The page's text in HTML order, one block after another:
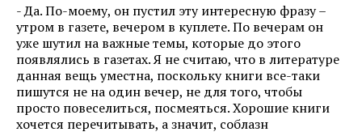
- Да. По-моему, он пустил эту интересную фразу –
утром в газете, вечером в куплете. По вечерам он
уже шутил на важные темы, которые до этого
появлялись в газетах. Я не считаю, что в литературе
данная вещь уместна, поскольку книги все-таки
пишутся не на один вечер, не для того, чтобы
просто повеселиться, посмеяться. Хорошие книги
хочется перечитывать, а значит, соблазн